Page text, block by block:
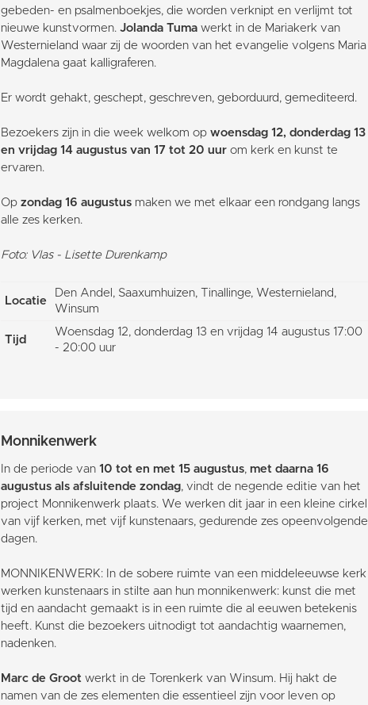
gebeden- en psalmenboekjes, die worden verknipt en verlijmt tot
nieuwe kunstvormen. Jolanda Tumawerkt in de Mariakerk van
Westernieland waar zij de woorden van het evangelie volgens Maria
Magdalena gaat kalligraferen.
Er wordt gehakt, geschept, geschreven, geborduurd, gemediteerd.
Bezoekers zijn in die week welkom op woensdag 12, donderdag 13
en vrijdag 14 augustus van 17 tot 20 uurom kerk en kunst te
ervaren.
Op zondag 16 augustusmaken we met elkaar een rondgang langs
alle zes kerken.
Foto: Vlas - Lisette Durenkamp
Locatie
Den Andel, Saaxumhuizen, Tinallinge, Westernieland,
Winsum
Tijd
Woensdag 12, donderdag 13 en vrijdag 14 augustus 17:00
- 20:00 uur
Monnikenwerk
In de periode van 10 tot en met 15 augustus, met daarna 16
augustus als afsluitende zondag, vindt de negende editie van het
project Monnikenwerk plaats. We werken dit jaar in een kleine cirkel
van vijf kerken, met vijf kunstenaars, gedurende zes opeenvolgende
dagen.
MONNIKENWERK: In de sobere ruimte van een middeleeuwse kerk
werken kunstenaars in stilte aan hun monnikenwerk: kunst die met
tijd en aandacht gemaakt is in een ruimte die al eeuwen betekenis
heeft. Kunst die bezoekers uitnodigt tot aandachtig waarnemen,
nadenken.
Marc de Groot werkt in de Torenkerk van Winsum. Hij hakt de
namen van de zes elementen die essentieel zijn voor leven op